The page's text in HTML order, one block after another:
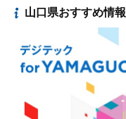
山口県おすすめ情報